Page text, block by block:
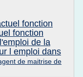
fonction
fonction
de la
l emploi dans
de maitrise de